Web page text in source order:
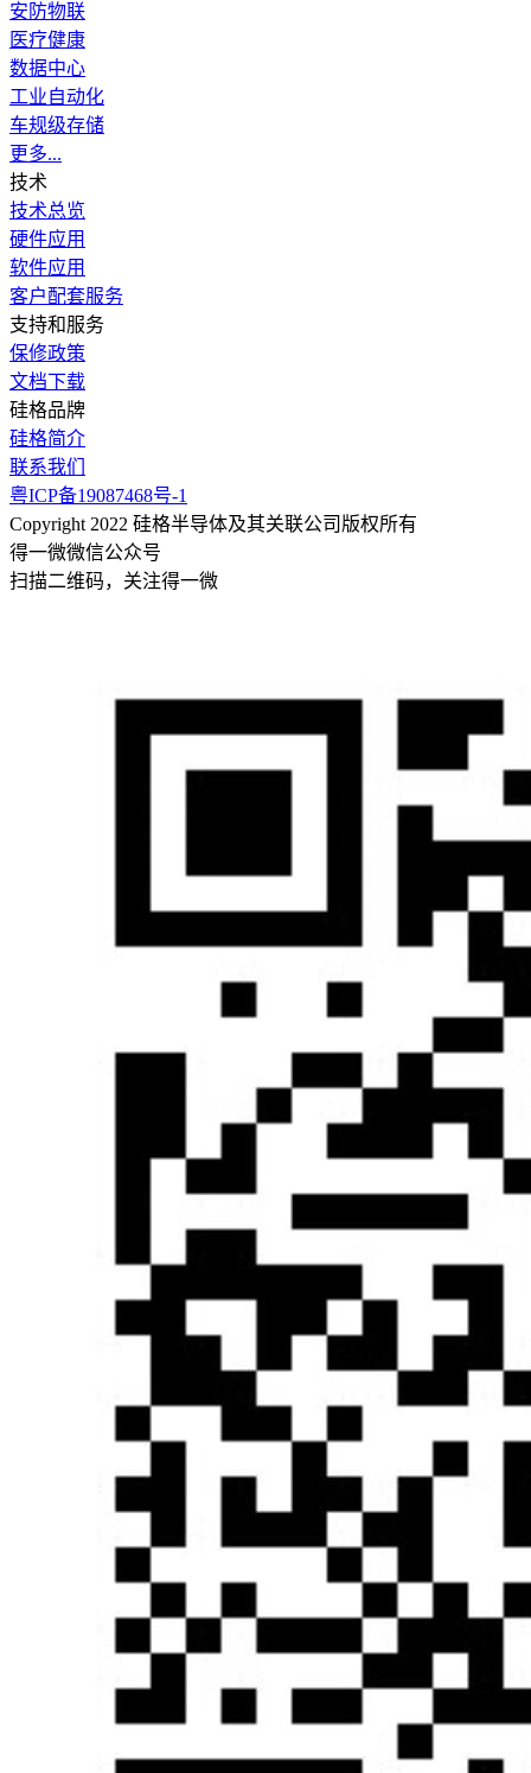
安防物联
医疗健康
数据中心
工业自动化
车规级存储
更多...
技术
技术总览
硬件应用
软件应用
客户配套服务
支持和服务
保修政策
文档下载
硅格品牌
硅格简介
联系我们
粤ICP备19087468号-1
Copyright 2022 硅格半导体及其关联公司版权所有
得一微微信公众号
扫描二维码，关注得一微